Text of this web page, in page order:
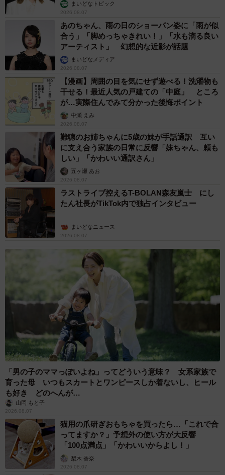
まいどなトピック
2026.08.07
あのちゃん、雨の日のショーパン姿に「雨が似
合う」「脚めっちゃきれい！」「水も滴る良い
アーティスト」 幻想的な近影が話題
まいどなメディア
2026.08.07
【漫画】周囲の目を気にせず遊べる！洗濯物も
干せる！最近人気の戸建ての「中庭」 ところ
が…実際住んでみて分かった後悔ポイント
中瀬 えみ
2026.08.07
難聴のお姉ちゃんに5歳の妹が手話通訳 互い
に支え合う家族の日常に反響「妹ちゃん、頼も
しい」「かわいい通訳さん」
五ヶ瀬 あお
2026.08.07
ラストライブ控えるT-BOLAN森友嵐士 にし
たん社長がTikTok内で独占インタビュー
まいどなニュース
2026.08.07
「男の子のママっぽいよね」ってどういう意味？ 女系家族で
育った母 いつもスカートとワンピースしか着ないし、ヒール
も好き どのへんが…
山岡 もと子
2026.08.07
猫用の爪研ぎおもちゃを買ったら…「これで合
ってますか？」予想外の使い方が大反響
「100点満点」「かわいいからよし！」
梨木 香奈
2026.08.07